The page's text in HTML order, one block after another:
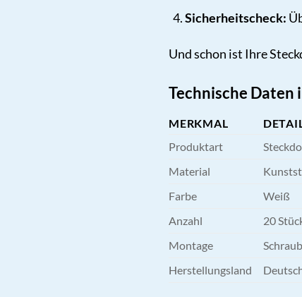
Sicherheitscheck:
Und schon ist Ihre
Technische Daten
MERKMAL
Produktart
Material
Farbe
Weiß
Anzahl
20
Montage
Herstellungsland